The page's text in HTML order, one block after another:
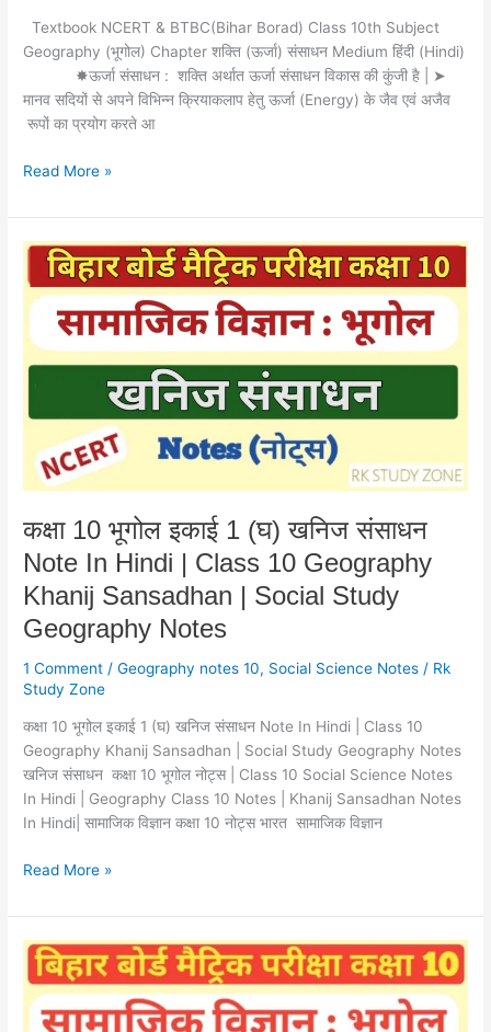
Textbook NCERT & BTBC(Bihar Borad) Class 10th Subject
Geography (भूगोल) Chapter शक्ति (ऊर्जा) संसाधन Medium हिंदी (Hindi)
✸ऊर्जा संसाधन : शक्ति अर्थात ऊर्जा संसाधन विकास की कुंजी है | ➤
मानव सदियों से अपने विभिन्न क्रियाकलाप हेतु ऊर्जा (Energy) के जैव एवं अजैव
रूपों का प्रयोग करते आ
Read More »
कक्षा 10 भूगोल इकाई 1 (घ) खनिज संसाधन
Note In Hindi | Class 10 Geography
Khanij Sansadhan | Social Study
Geography Notes
1 Comment /Geography notes 10, Social Science Notes / Rk
Study Zone
कक्षा 10 भूगोल इकाई 1 (घ) खनिज संसाधन Note In Hindi | Class 10
Geography Khanij Sansadhan | Social Study Geography Notes
खनिज संसाधन कक्षा 10 भूगोल नोट्स | Class 10 Social Science Notes
In Hindi | Geography Class 10 Notes | Khanij Sansadhan Notes
In Hindi| सामाजिक विज्ञान कक्षा 10 नोट्स भारत सामाजिक विज्ञान
कक्षा
भूगोल
(घ)
संसाधन
Note
In
Hindi
Class
10
Geography
Sansadhan
|
Social
Geography
Notes
Read More »
वन
एवं
वन्य
जीव